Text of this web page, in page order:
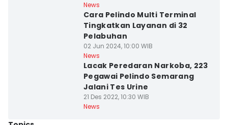
News
Cara Pelindo Multi Terminal
Tingkatkan Layanan di 32
Pelabuhan
02 Jun 2024, 10:00 WIB
News
Lacak Peredaran Narkoba, 223
Pegawai Pelindo Semarang
Jalani Tes Urine
21 Des 2022, 10:30 WIB
News